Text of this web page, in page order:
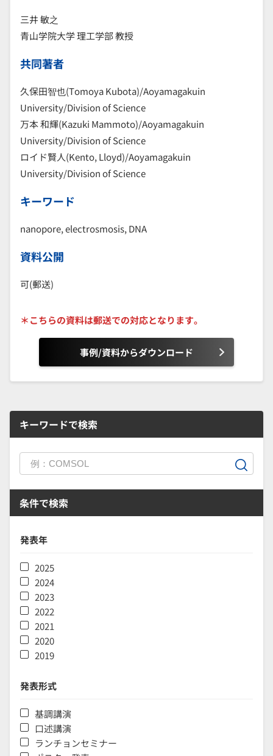
三井 敏之
青山学院大学 理工学部 教授
共同著者
久保田智也(Tomoya Kubota)/Aoyamagakuin
University/Division of Science
万本 和輝(Kazuki Mammoto)/Aoyamagakuin
University/Division of Science
ロイド賢人(Kento, Lloyd)/Aoyamagakuin
University/Division of Science
キーワード
nanopore, electrosmosis, DNA
資料公開
可(郵送)
＊こちらの資料は郵送での対応となります。
事例/資料からダウンロード
キーワードで検索
条件で検索
発表年
2025
2024
2023
2022
2021
2020
2019
発表形式
基調講演
口述講演
ランチョンセミナー